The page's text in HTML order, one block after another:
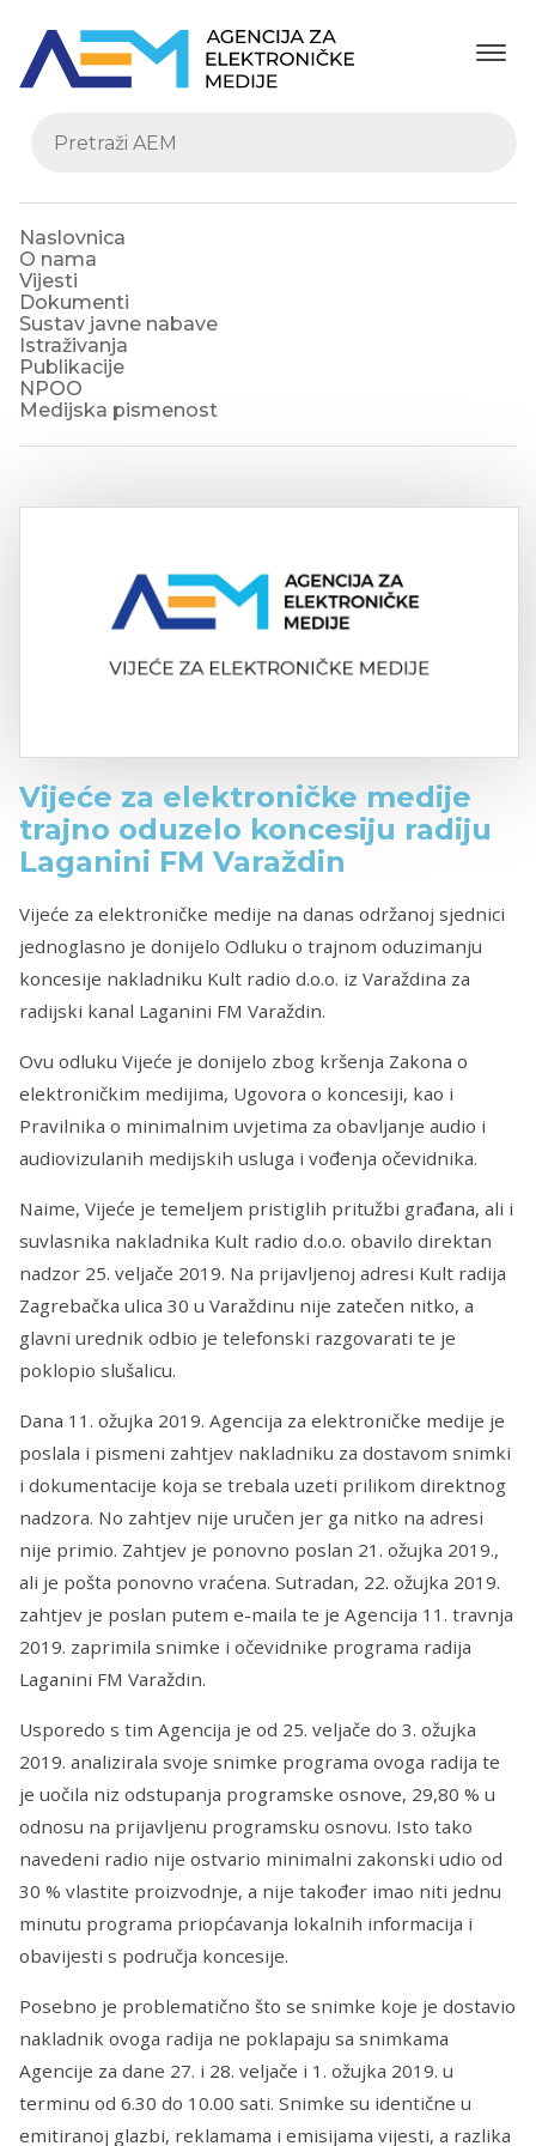
Naslovnica
O nama
Vijesti
Dokumenti
Sustav javne nabave
Istraživanja
Publikacije
NPOO
Medijska pismenost
Vijeće za elektroničke medije
trajno oduzelo koncesiju radiju
Laganini FM Varaždin
Vijeće za elektroničke medije na danas održanoj sjednici
jednoglasno je donijelo Odluku o trajnom oduzimanju
koncesije nakladniku Kult radio d.o.o. iz Varaždina za
radijski kanal Laganini FM Varaždin.
Ovu odluku Vijeće je donijelo zbog kršenja Zakona o
elektroničkim medijima, Ugovora o koncesiji, kao i
Pravilnika o minimalnim uvjetima za obavljanje audio i
audiovizulanih medijskih usluga i vođenja očevidnika.
Naime, Vijeće je temeljem pristiglih pritužbi građana, ali i
suvlasnika nakladnika Kult radio d.o.o. obavilo direktan
nadzor 25. veljače 2019. Na prijavljenoj adresi Kult radija
Zagrebačka ulica 30 u Varaždinu nije zatečen nitko, a
glavni urednik odbio je telefonski razgovarati te je
poklopio slušalicu.
Dana 11. ožujka 2019. Agencija za elektroničke medije je
poslala i pismeni zahtjev nakladniku za dostavom snimki
i dokumentacije koja se trebala uzeti prilikom direktnog
nadzora. No zahtjev nije uručen jer ga nitko na adresi
nije primio. Zahtjev je ponovno poslan 21. ožujka 2019.,
ali je pošta ponovno vraćena. Sutradan, 22. ožujka 2019.
zahtjev je poslan putem e-maila te je Agencija 11. travnja
2019. zaprimila snimke i očevidnike programa radija
Laganini FM Varaždin.
Usporedo s tim Agencija je od 25. veljače do 3. ožujka
2019. analizirala svoje snimke programa ovoga radija te
je uočila niz odstupanja programske osnove, 29,80 % u
odnosu na prijavljenu programsku osnovu. Isto tako
navedeni radio nije ostvario minimalni zakonski udio od
30 % vlastite proizvodnje, a nije također imao niti jednu
minutu programa priopćavanja lokalnih informacija i
obavijesti s područja koncesije.
Posebno je problematično što se snimke koje je dostavio
nakladnik ovoga radija ne poklapaju sa snimkama
Agencije za dane 27. i 28. veljače i 1. ožujka 2019. u
terminu od 6.30 do 10.00 sati. Snimke su identične u
emitiranoj glazbi, reklamama i emisijama vijesti, a razlika